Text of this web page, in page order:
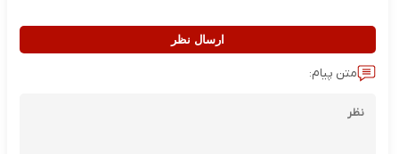
ارسال نظر
متن پیام: